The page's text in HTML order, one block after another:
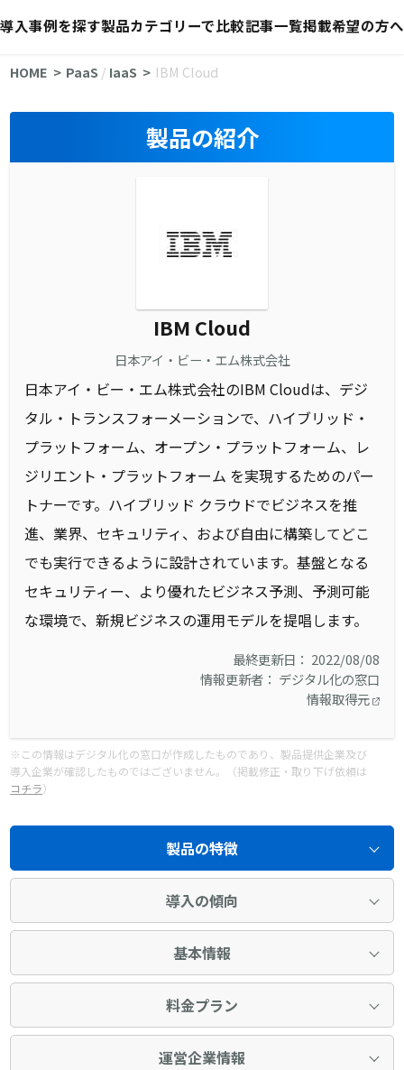
導入事例を探す製品カテゴリーで比較記事一覧掲載希望の方へ
HOME PaaS / IaaS IBM Cloud
製品の紹介
IBM Cloud
日本アイ・ビー・エム株式会社
日本アイ・ビー・エム株式会社のIBM Cloudは、デジ
タル・トランスフォーメーションで、ハイブリッド・
プラットフォーム、オープン・プラットフォーム、レ
ジリエント・プラットフォーム を実現するためのパー
トナーです。ハイブリッド クラウドでビジネスを推
進、業界、セキュリティ、および自由に構築してどこ
でも実行できるように設計されています。基盤となる
セキュリティー、より優れたビジネス予測、予測可能
な環境で、新規ビジネスの運用モデルを提唱します。
最終更新日： 2022/08/08
情報更新者： デジタル化の窓口
情報取得元
※この情報はデジタル化の窓口が作成したものであり、製品提供企業及び
導入企業が確認したものではございません。（掲載修正・取り下げ依頼は
コチラ）
製品の特徴
導入の傾向
基本情報
料金プラン
運営企業情報